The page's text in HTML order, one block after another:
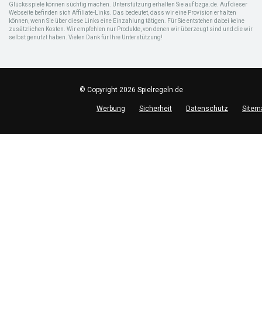
Glücksspiele können süchtig machen. Unterstützung erhalten Sie auf bzga.de. Auf dieser
Webseite befinden sich Affiliate-Links. Das bedeutet, dass wir eine Provision erhalten
können, wenn Sie über diese Links eine Einzahlung tätigen. Für Sie entstehen dabei keine
zusätzlichen Kosten. Wir empfehlen nur Produkte, von denen wir überzeugt sind und die wir
selbst genutzt haben. Vielen Dank für Ihre Unterstützung!
© Copyright 2026 Spielregeln.de
Werbung Sicherheit Datenschutz